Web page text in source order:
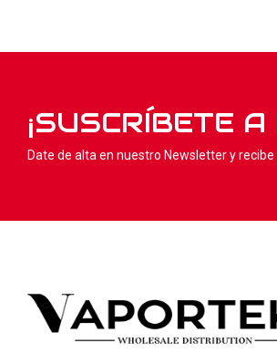
¡SUSCRÍBETE
Date de alta en nuestro Newsletter y